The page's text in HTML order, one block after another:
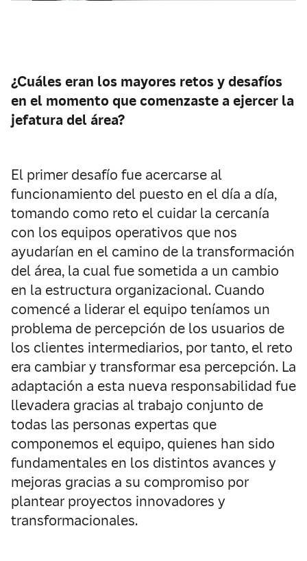
¿Cuáles eran los mayores retos y desafíos
en el momento que comenzaste a ejercer la
jefatura del área?
El primer desafío fue acercarse al
funcionamiento del puesto en el día a día,
tomando como reto el cuidar la cercanía
con los equipos operativos que nos
ayudarían en el camino de la transformación
del área, la cual fue sometida a un cambio
en la estructura organizacional. Cuando
comencé a liderar el equipo teníamos un
problema de percepción de los usuarios de
los clientes intermediarios, por tanto, el reto
era cambiar y transformar esa percepción. La
adaptación a esta nueva responsabilidad fue
llevadera gracias al trabajo conjunto de
todas las personas expertas que
componemos el equipo, quienes han sido
fundamentales en los distintos avances y
mejoras gracias a su compromiso por
plantear proyectos innovadores y
transformacionales.